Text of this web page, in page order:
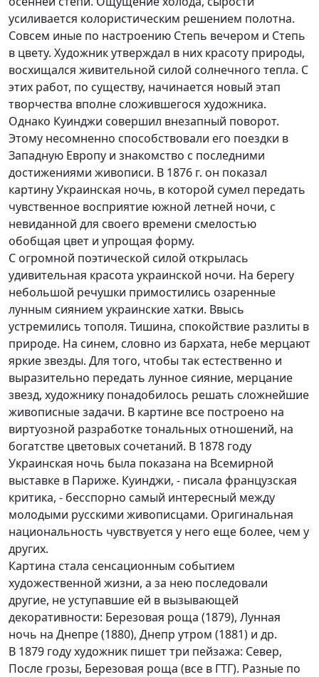
усиливается колористическим решением полотна.
Совсем иные по настроению Степь вечером и Степь
в цвету. Художник утверждал в них красоту природы,
восхищался живительной силой солнечного тепла. С
этих работ, по существу, начинается новый этап
творчества вполне сложившегося художника.
Однако Куинджи совершил внезапный поворот.
Этому несомненно способствовали его поездки в
Западную Европу и знакомство с последними
достижениями живописи. В 1876 г. он показал
картину Украинская ночь, в которой сумел передать
чувственное восприятие южной летней ночи, с
невиданной для своего времени смелостью
обобщая цвет и упрощая форму.
С огромной поэтической силой открылась
удивительная красота украинской ночи. На берегу
небольшой речушки примостились озаренные
лунным сиянием украинские хатки. Ввысь
устремились тополя. Тишина, спокойствие разлиты в
природе. На синем, словно из бархата, небе мерцают
яркие звезды. Для того, чтобы так естественно и
выразительно передать лунное сияние, мерцание
звезд, художнику понадобилось решать сложнейшие
живописные задачи. В картине все построено на
виртуозной разработке тональных отношений, на
богатстве цветовых сочетаний. В 1878 году
Украинская ночь была показана на Всемирной
выставке в Париже. Куинджи, - писала французская
критика, - бесспорно самый интересный между
молодыми русскими живописцами. Оригинальная
национальность чувствуется у него еще более, чем у
других.
Картина стала сенсационным событием
художественной жизни, а за нею последовали
другие, не уступавшие ей в вызывающей
декоративности: Березовая роща (1879), Лунная
ночь на Днепре (1880), Днепр утром (1881) и др.
В 1879 году художник пишет три пейзажа: Север,
После грозы, Березовая роща (все в ГТГ). Разные по